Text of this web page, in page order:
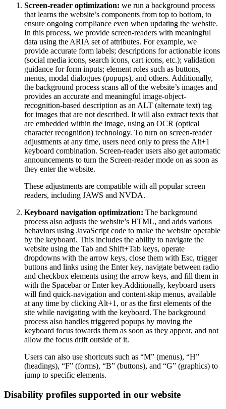
Screen-reader optimization: we run a background process
that learns the website’s components from top to bottom, to
ensure ongoing compliance even when updating the website.
In this process, we provide screen-readers with meaningful
data using the ARIA set of attributes. For example, we
provide accurate form labels; descriptions for actionable icons
(social media icons, search icons, cart icons, etc.); validation
guidance for form inputs; element roles such as buttons,
menus, modal dialogues (popups), and others. Additionally,
the background process scans all of the website’s images and
provides an accurate and meaningful image-object-
recognition-based description as an ALT (alternate text) tag
for images that are not described. It will also extract texts that
are embedded within the image, using an OCR (optical
character recognition) technology. To turn on screen-reader
adjustments at any time, users need only to press the Alt+1
keyboard combination. Screen-reader users also get automatic
announcements to turn the Screen-reader mode on as soon as
they enter the website.
These adjustments are compatible with all popular screen
readers, including JAWS and NVDA.
Keyboard navigation optimization: The background
process also adjusts the website’s HTML, and adds various
behaviors using JavaScript code to make the website operable
by the keyboard. This includes the ability to navigate the
website using the Tab and Shift+Tab keys, operate
dropdowns with the arrow keys, close them with Esc, trigger
buttons and links using the Enter key, navigate between radio
and checkbox elements using the arrow keys, and fill them in
with the Spacebar or Enter key.Additionally, keyboard users
will find quick-navigation and content-skip menus, available
at any time by clicking Alt+1, or as the first elements of the
site while navigating with the keyboard. The background
process also handles triggered popups by moving the
keyboard focus towards them as soon as they appear, and not
allow the focus drift outside of it.
Users can also use shortcuts such as “M” (menus), “H”
(headings), “F” (forms), “B” (buttons), and “G” (graphics) to
jump to specific elements.
Disability profiles supported in our website